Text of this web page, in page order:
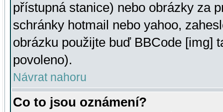
přístupná stanice) nebo obrázky za
schránky hotmail nebo yahoo,
obrázku použijte buď BBCode [img]
povoleno).
Návrat nahoru
Co to jsou oznámení?